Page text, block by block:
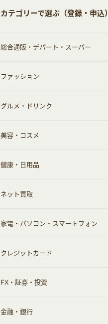
カテゴリーで選ぶ（登録・申込）
総合通販・デパート・スーパー
すべて見る
総合通販
ファッション
すべて見る
ファッション
インナー・下着
スーツ・フォーマル
グルメ・ドリンク
すべて見る
グルメ
お酒
食材宅配
ウォーターサーバー
美容・コスメ
すべて見る
ヘアケア
エステ・サロン
メンズ美容
健康・日用品
すべて見る
スポーツ・フィットネス
日用品・薬局・からだ
ネット買取
すべて見る
ネット買取
家電・パソコン・スマートフォン
すべて見る
家電・パソコン・ソフトウェア
通信・レンタルサーバー
クレジットカード
すべて見る
クレジットカード
FX・証券・投資
すべて見る
金融・銀行